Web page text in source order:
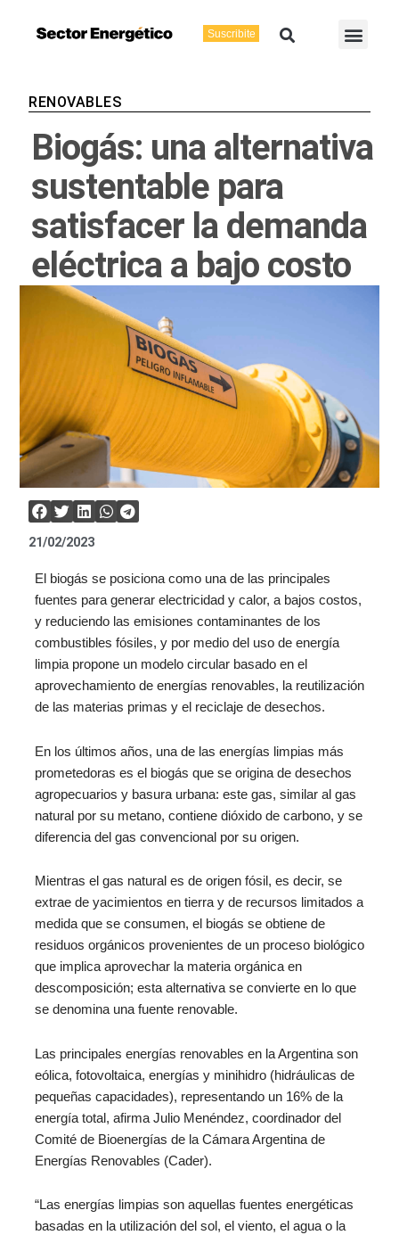
Suscribite Buscar
RENOVABLES
Biogás: una alternativa
sustentable para
satisfacer la demanda
eléctrica a bajo costo
21/02/2023
El biogás se posiciona como una de las principales
fuentes para generar electricidad y calor, a bajos costos,
y reduciendo las emisiones contaminantes de los
combustibles fósiles, y por medio del uso de energía
limpia propone un modelo circular basado en el
aprovechamiento de energías renovables, la reutilización
de las materias primas y el reciclaje de desechos.
En los últimos años, una de las energías limpias más
prometedoras es el biogás que se origina de desechos
agropecuarios y basura urbana: este gas, similar al gas
natural por su metano, contiene dióxido de carbono, y se
diferencia del gas convencional por su origen.
Mientras el gas natural es de origen fósil, es decir, se
extrae de yacimientos en tierra y de recursos limitados a
medida que se consumen, el biogás se obtiene de
residuos orgánicos provenientes de un proceso biológico
que implica aprovechar la materia orgánica en
descomposición; esta alternativa se convierte en lo que
se denomina una fuente renovable.
Las principales energías renovables en la Argentina son
eólica, fotovoltaica, energías y minihidro (hidráulicas de
pequeñas capacidades), representando un 16% de la
energía total, afirma Julio Menéndez, coordinador del
Comité de Bioenergías de la Cámara Argentina de
Energías Renovables (Cader).
“Las energías limpias son aquellas fuentes energéticas
basadas en la utilización del sol, el viento, el agua o la